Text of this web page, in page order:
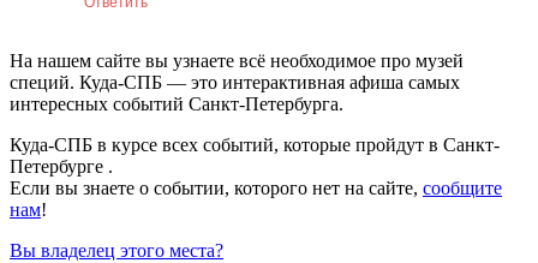
На нашем сайте вы узнаете всё необходимое про музей
специй. Куда-СПБ — это интерактивная афиша самых
интересных событий Санкт-Петербурга.
Куда-СПБ в курсе всех событий, которые пройдут в Санкт-
Петербурге .
Если вы знаете о событии, которого нет на сайте, сообщите
нам!
Вы владелец этого места?